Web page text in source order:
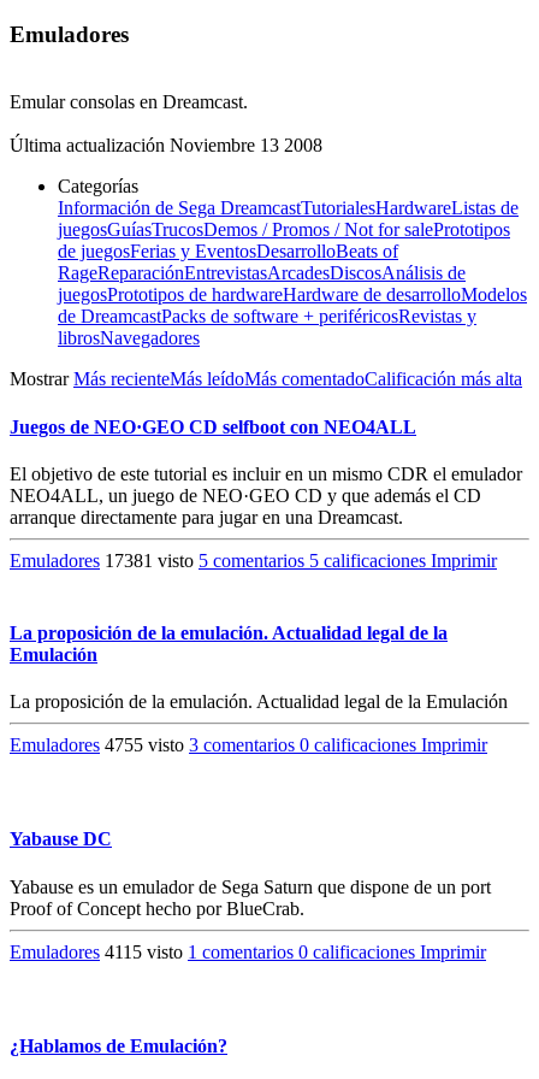
Emuladores
Emular consolas en Dreamcast.
Última actualización Noviembre 13 2008
Categorías
Información de Sega DreamcastTutorialesHardwareListas de
juegosGuíasTrucosDemos / Promos / Not for salePrototipos
de juegosFerias y EventosDesarrolloBeats of
RageReparaciónEntrevistasArcadesDiscosAnálisis de
juegosPrototipos de hardwareHardware de desarrolloModelos
de DreamcastPacks de software + periféricosRevistas y
librosNavegadores
Mostrar Más recienteMás leídoMás comentadoCalificación más alta
Juegos de NEO·GEO CD selfboot con NEO4ALL
El objetivo de este tutorial es incluir en un mismo CDR el emulador
NEO4ALL, un juego de NEO·GEO CD y que además el CD
arranque directamente para jugar en una Dreamcast.
Emuladores 17381 visto 5 comentarios 5 calificaciones Imprimir
La proposición de la emulación. Actualidad legal de la
Emulación
La proposición de la emulación. Actualidad legal de la Emulación
Emuladores 4755 visto 3 comentarios 0 calificaciones Imprimir
Yabause DC
Yabause es un emulador de Sega Saturn que dispone de un port
Proof of Concept hecho por BlueCrab.
Emuladores 4115 visto 1 comentarios 0 calificaciones Imprimir
¿Hablamos de Emulación?